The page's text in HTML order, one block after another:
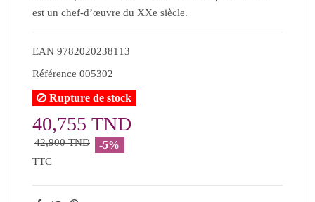
est un chef-d’œuvre du XXe siècle.
EAN 9782020238113
Référence 005302
Rupture de stock
40,755 TND
42,900 TND -5%
TTC